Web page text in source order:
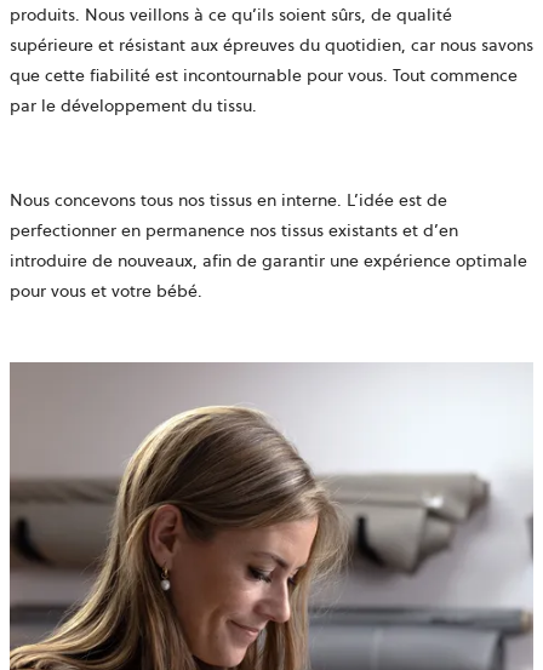
produits. Nous veillons à ce qu’ils soient sûrs, de qualité
supérieure et résistant aux épreuves du quotidien, car nous savons
que cette fiabilité est incontournable pour vous. Tout commence
par le développement du tissu.
Nous concevons tous nos tissus en interne. L’idée est de
perfectionner en permanence nos tissus existants et d’en
introduire de nouveaux, afin de garantir une expérience optimale
pour vous et votre bébé.